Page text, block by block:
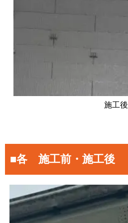
施工後
■各 施工前・施工後